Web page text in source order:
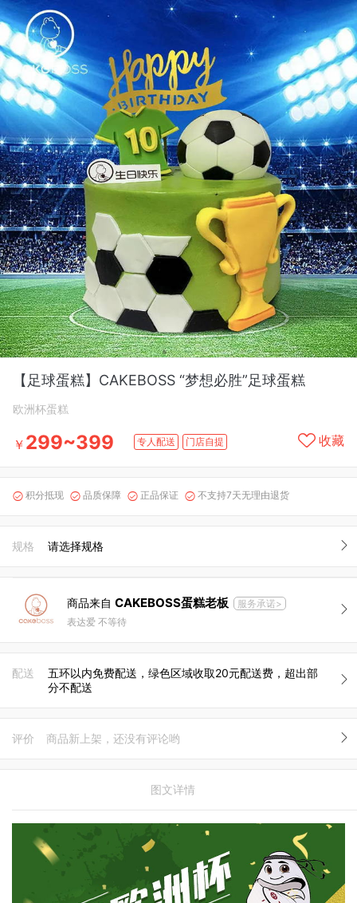
【足球蛋糕】CAKEBOSS “梦想必胜”足球蛋糕
欧洲杯蛋糕
￥ 299~399 专人配送 门店自提 收藏
 积分抵现  品质保障  正品保证  不支持7天无理由退货
规格 请选择规格
商品来自 CAKEBOSS蛋糕老板
服务承诺>
表达爱 不等待
配送
五环以内免费配送，绿色区域收取20元配送费，超出部
分不配送
评价 商品新上架，还没有评论哟
图文详情